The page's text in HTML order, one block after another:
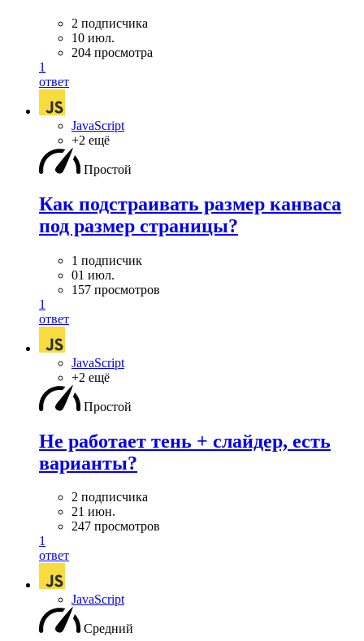
2 подписчика
10 июл.
204 просмотра
1
ответ
JavaScript
+2 ещё
Простой
Как подстраивать размер канваса
под размер страницы?
1 подписчик
01 июл.
157 просмотров
1
ответ
JavaScript
+2 ещё
Простой
Не работает тень + слайдер, есть
варианты?
2 подписчика
21 июн.
247 просмотров
1
ответ
JavaScript
Средний